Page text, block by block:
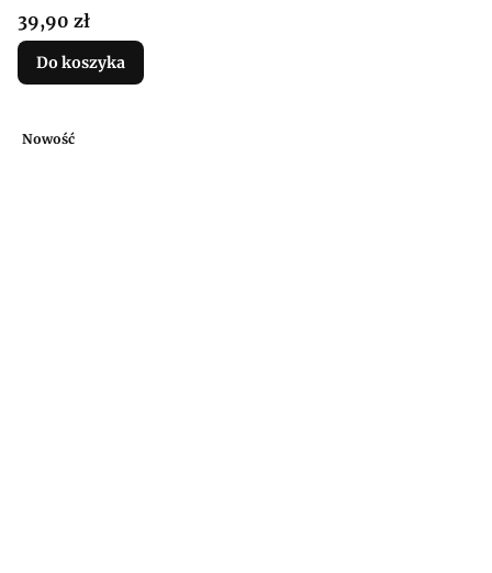
Cena
39,90 zł
Do koszyka
Nowość